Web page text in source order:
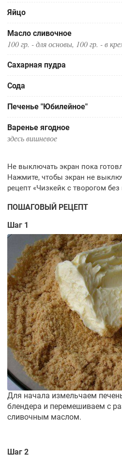
Яйцо
Масло сливочное
100 гр. - для основы, 100 гр. - в
Сахарная пудра
Сода
Печенье "Юбилейное"
Варенье ягодное
здесь вишневое
ПОШАГОВЫЙ РЕЦЕПТ
Шаг 1
Для начала измельчаем
блендера и перемешиваем с
сливочным маслом.
Шаг 2